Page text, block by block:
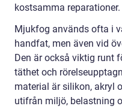
kostsamma reparationer.
Mjukfog används ofta i
handfat, men även vid
Den är också viktig runt
täthet och
material är silikon, akryl
utifrån miljö, belastning